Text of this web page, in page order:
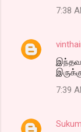
7:38
7:39